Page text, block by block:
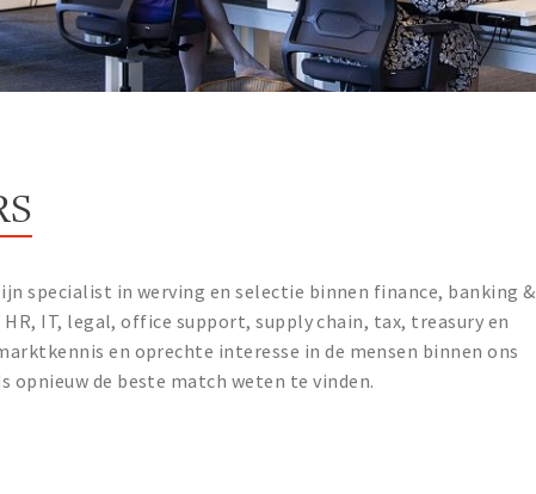
specialist in werving en selectie binnen finance, banking &
IT, legal, office support, supply chain, tax, treasury en
en oprechte interesse in de mensen binnen ons
opnieuw de beste match weten te vinden.